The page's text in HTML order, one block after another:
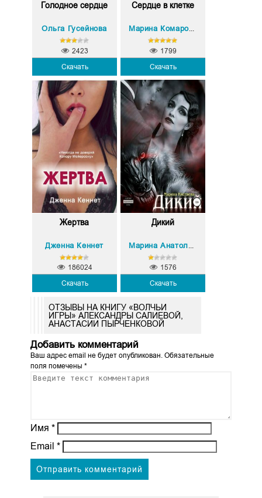
Голодное сердце
Ольга Гусейнова
Скачать
2423
Сердце в клетке
Марина Комарова
Скачать
1799
Жертва
Дженна Кеннет
Скачать
186024
Дикий
Марина Анатольевна Кистяева
Скачать
1576
ОТЗЫВЫ НА КНИГУ «ВОЛЧЬИ
ИГРЫ» АЛЕКСАНДРЫ САЛИЕВОЙ,
АНАСТАСИИ ПЫРЧЕНКОВОЙ
Добавить комментарий
Ваш адрес email не будет опубликован.Обязательные
поля помечены *
Имя *
Email *